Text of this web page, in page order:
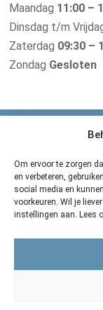
Om ervoor te zorgen
en verbeteren,
social media en
voorkeuren. Wil je
instellingen aan. Lees
Maandag 11:00 –
Dinsdag t/m
Zaterdag 09:30 –
Zondag Gesloten
Van der
Zij maken de
je geliefde dier.
kleine huisdieren.